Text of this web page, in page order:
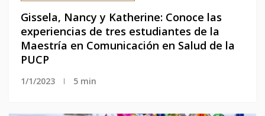
Gissela, Nancy y Katherine: Conoce las
experiencias de tres estudiantes de la
Maestría en Comunicación en Salud de la
PUCP
1/1/2023 5 min